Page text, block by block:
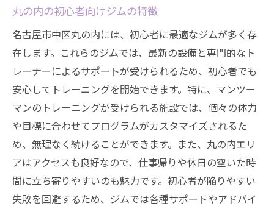
丸の内の初心者向けジムの特徴
名古屋市中区丸の内には、初心者に最適なジムが多く存
在します。これらのジムでは、最新の設備と専門的なト
レーナーによるサポートが受けられるため、初心者でも
安心してトレーニングを開始できます。特に、マンツー
マンのトレーニングが受けられる施設では、個々の体力
や目標に合わせてプログラムがカスタマイズされるた
め、無理なく続けることができます。また、丸の内エリ
アはアクセスも良好なので、仕事帰りや休日の空いた時
間に立ち寄りやすいのも魅力です。初心者が陥りやすい
失敗を回避するため、ジムでは各種サポートやアドバイ